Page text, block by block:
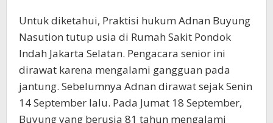
Untuk diketahui, Praktisi hukum Adnan Buyung
Nasution tutup usia di Rumah Sakit Pondok
Indah Jakarta Selatan. Pengacara senior ini
dirawat karena mengalami gangguan pada
jantung. Sebelumnya Adnan dirawat sejak Senin
14 September lalu. Pada Jumat 18 September,
Buyung yang berusia 81 tahun mengalami